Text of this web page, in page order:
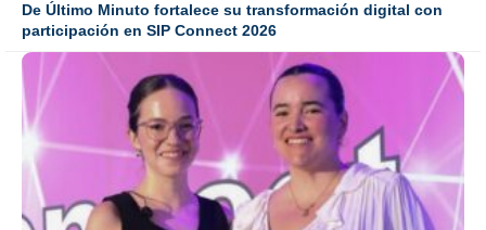
De Último Minuto fortalece su transformación digital con
participación en SIP Connect 2026